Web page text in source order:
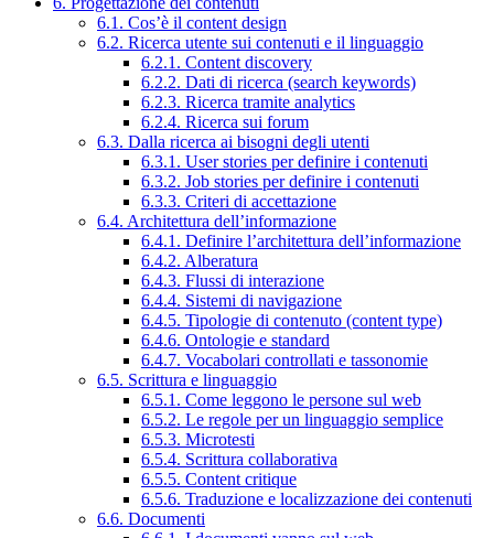
6.1. Cos’è il content design
6.2. Ricerca utente sui contenuti e il linguaggio
6.2.1. Content discovery
6.2.2. Dati di ricerca (search keywords)
6.2.3. Ricerca tramite analytics
6.2.4. Ricerca sui forum
6.3. Dalla ricerca ai bisogni degli utenti
6.3.1. User stories per definire i contenuti
6.3.2. Job stories per definire i contenuti
6.3.3. Criteri di accettazione
6.4. Architettura dell’informazione
6.4.1. Definire l’architettura dell’informazione
6.4.2. Alberatura
6.4.3. Flussi di interazione
6.4.4. Sistemi di navigazione
6.4.5. Tipologie di contenuto (content type)
6.4.6. Ontologie e standard
6.4.7. Vocabolari controllati e tassonomie
6.5. Scrittura e linguaggio
6.5.1. Come leggono le persone sul web
6.5.2. Le regole per un linguaggio semplice
6.5.3. Microtesti
6.5.4. Scrittura collaborativa
6.5.5. Content critique
6.5.6. Traduzione e localizzazione dei contenuti
6.6. Documenti